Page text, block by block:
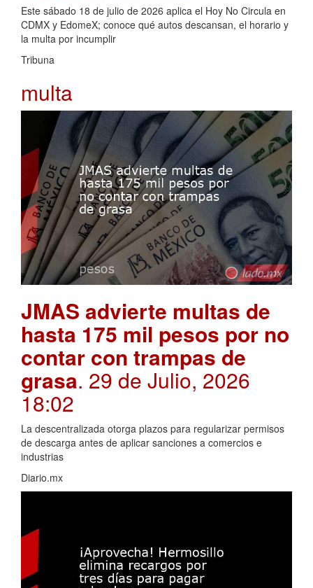
Este sábado 18 de julio de 2026 aplica el Hoy No Circula en
CDMX y EdomeX; conoce qué autos descansan, el horario y
la multa por incumplir
Tribuna
multa
JMAS advierte multas de
hasta 175 mil pesos por no
contar con trampas de
grasa. 29 de Julio, 2026
18:02
La descentralizada otorga plazos para regularizar permisos
de descarga antes de aplicar sanciones a comercios e
industrias
Diario.mx